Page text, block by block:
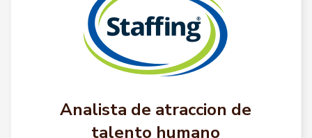
Analista de atraccion de
talento humano